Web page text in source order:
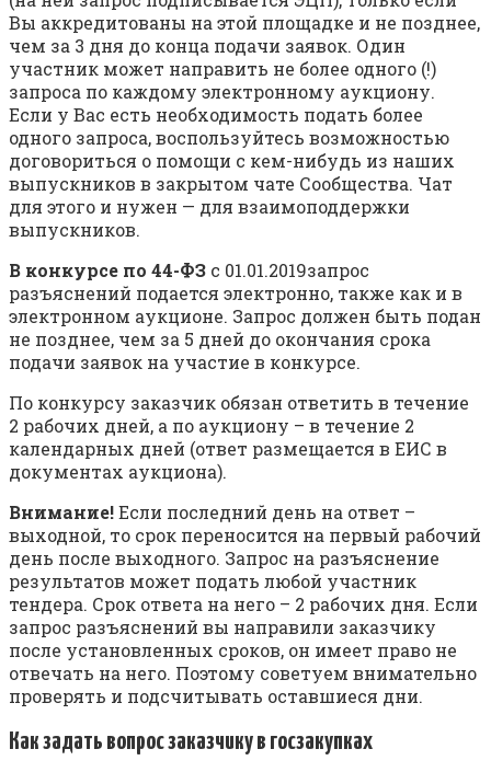
Вы аккредитованы на этой площадке и не позднее,
чем за 3 дня до конца подачи заявок. Один
участник может направить не более одного (!)
запроса по каждому электронному аукциону.
Если у Вас есть необходимость подать более
одного запроса, воспользуйтесь возможностью
договориться о помощи с кем-нибудь из наших
выпускников в закрытом чате Сообщества. Чат
для этого и нужен — для взаимоподдержки
выпускников.
В конкурсе по 44-ФЗ с 01.01.2019запрос
разъяснений подается электронно, также как и в
электронном аукционе. Запрос должен быть подан
не позднее, чем за 5 дней до окончания срока
подачи заявок на участие в конкурсе.
По конкурсу заказчик обязан ответить в течение
2 рабочих дней, а по аукциону – в течение 2
календарных дней (ответ размещается в ЕИС в
документах аукциона).
Внимание!Если последний день на ответ –
выходной, то срок переносится на первый рабочий
день после выходного. Запрос на разъяснение
результатов может подать любой участник
тендера. Срок ответа на него – 2 рабочих дня. Если
запрос разъяснений вы направили заказчику
после установленных сроков, он имеет право не
отвечать на него. Поэтому советуем внимательно
проверять и подсчитывать оставшиеся дни.
Как задать вопрос заказчику в госзакупках